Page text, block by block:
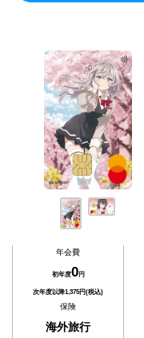
年会費
初年度0円
次年度以降1,375円(税込)
保険
海外旅行